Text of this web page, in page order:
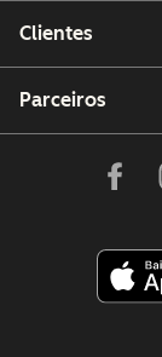
Clientes
Parceiros